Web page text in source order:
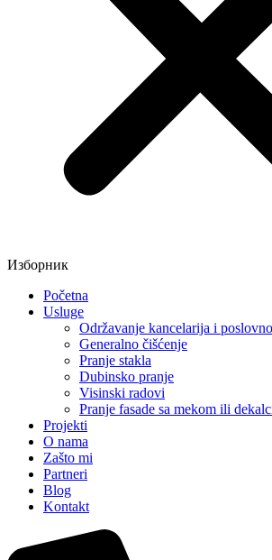
Изборник
Početna
Usluge
Održavanje kancelarija i
Generalno čišćenje
Pranje stakla
Dubinsko pranje
Visinski radovi
Pranje fasade sa mekom ili
Projekti
O nama
Zašto mi
Partneri
Blog
Kontakt